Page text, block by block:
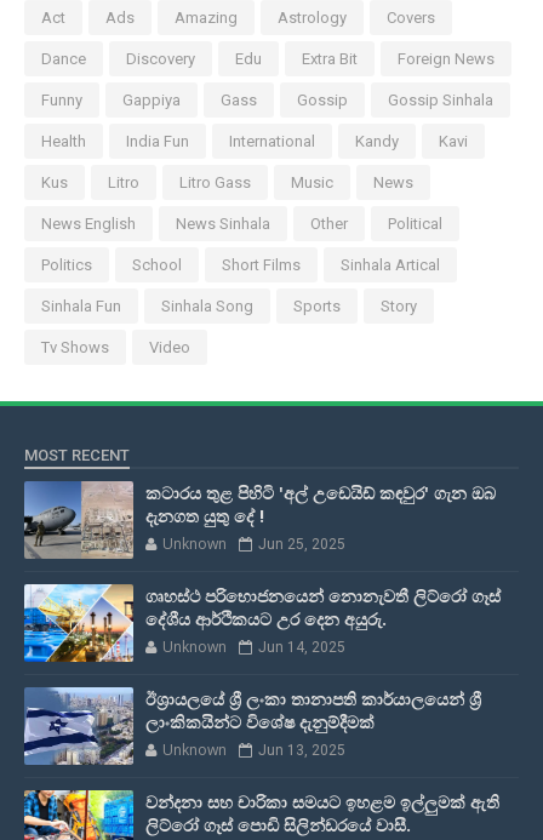
Act Ads Amazing Astrology Covers
Dance Discovery Edu Extra Bit Foreign News
Funny Gappiya Gass Gossip Gossip Sinhala
Health India Fun International Kandy Kavi
Kus Litro Litro Gass Music News
News English News Sinhala Other Political
Politics School Short Films Sinhala Artical
Sinhala Fun Sinhala Song Sports Story
Tv Shows Video
MOST RECENT
කටාරය තුළ පිහිටි 'අල් උඩෙයිඩ් කඳවුර' ගැන ඔබ
දැනගත යුතු දේ !
Unknown Jun 25, 2025
ගෘහස්ථ පරිභොජනයෙන් නොනැවතී ලිට්රෝ ගෑස්
දේශීය ආර්ථිකයට උර දෙන අයුරු.
Unknown Jun 14, 2025
ඊශ්‍රායලයේ ශ්‍රී ලංකා තානාපති කාර්යාලයෙන් ශ්‍රී
ලාංකිකයින්ට විශේෂ දැනුම්දීමක්
Unknown Jun 13, 2025
වන්දනා සහ චාරිකා සමයට ඉහළම ඉල්ලුමක් ඇති
ලිට්රෝ ගෑස් පොඩි සිලින්ඩරයේ වාසී.